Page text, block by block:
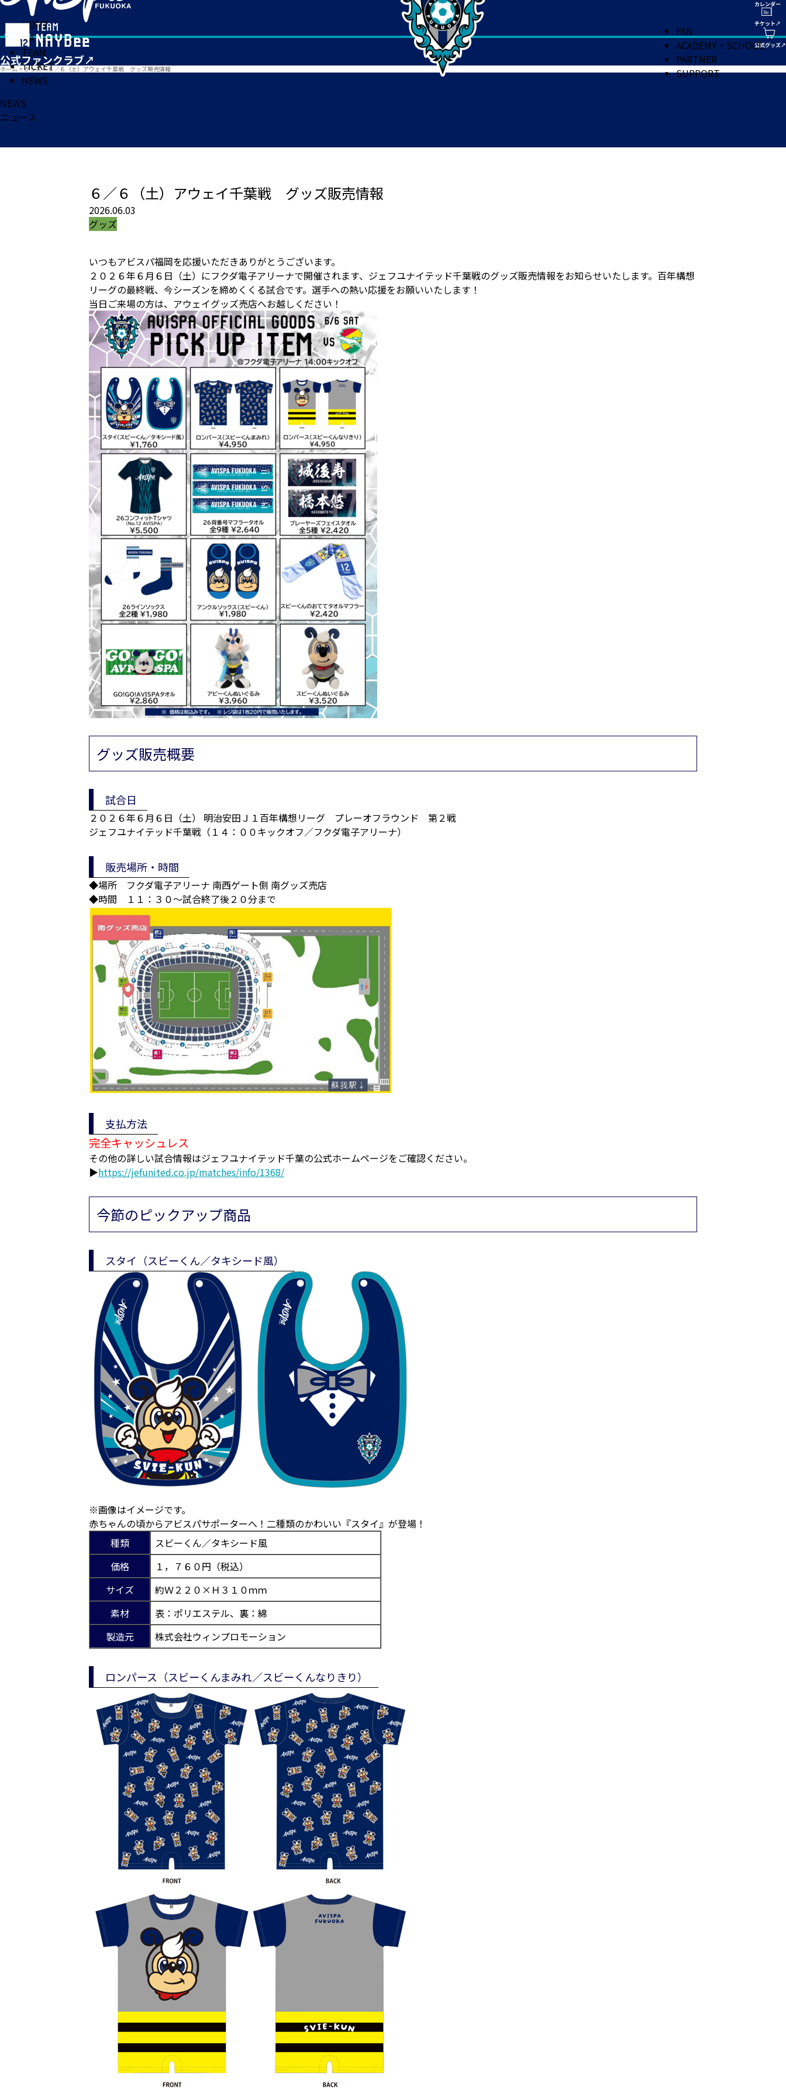
HOME
MATCH
TEAM
TICKET
NEWS
FAN
ACADEMY・SCHOOL
PARTNER
SUPPORT
ホーム > グッズ>６／６（土）アウェイ千葉戦 グッズ販売情報
NEWS
ニュース
６／６（土）アウェイ千葉戦 グッズ販売情報
2026.06.03
グッズ
いつもアビスパ福岡を応援いただきありがとうございます。
２０２６年６月６日（土）にフクダ電子アリーナで開催されます、ジェフユナイテッド千葉戦のグッズ販売情報をお知らせいたします。百年構想
リーグの最終戦、今シーズンを締めくくる試合です。選手への熱い応援をお願いいたします！
当日ご来場の方は、アウェイグッズ売店へお越しください！
グッズ販売概要
試合日
２０２６年６月６日（土） 明治安田Ｊ１百年構想リーグ プレーオフラウンド 第２戦
ジェフユナイテッド千葉戦（１４：００キックオフ／フクダ電子アリーナ）
販売場所・時間
◆場所 フクダ電子アリーナ 南西ゲート側 南グッズ売店
◆時間 １１：３０～試合終了後２０分まで
支払方法
完全キャッシュレス
その他の詳しい試合情報はジェフユナイテッド千葉の公式ホームページをご確認ください。
▶https://jefunited.co.jp/matches/info/1368/
今節のピックアップ商品
スタイ（スビーくん／タキシード風）
※画像はイメージです。
赤ちゃんの頃からアビスパサポーターへ！二種類のかわいい『スタイ』が登場！
種類
スビーくん／タキシード風
価格
１，７６０円（税込）
サイズ
約Ｗ２２０×Ｈ３１０ｍｍ
素材
表：ポリエステル、裏：綿
製造元
株式会社ウィンプロモーション
ロンパース（スビーくんまみれ／スビーくんなりきり）